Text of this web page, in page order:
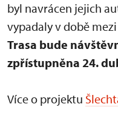
byl navrácen jejich
vypadaly v době
Trasa bude
zpřístupněna 24.
Více o projektu